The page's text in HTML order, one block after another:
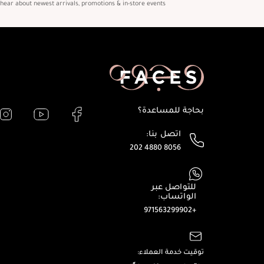
about newest arrivals, promotions & in-store events
بحاجة للمساعدة؟
اتصل بنا:
202 4880 8056
للتواصل عبر
الواتساب:
+971563299902
توقيت خدمة العملاء: